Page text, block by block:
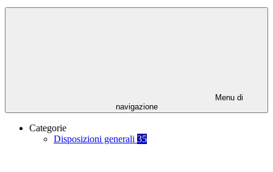
Menu di
navigazione
Categorie
Disposizioni generali 35